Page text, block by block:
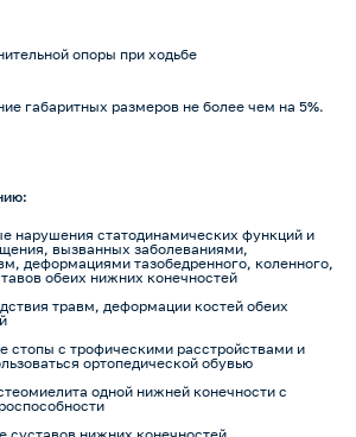
опоры при ходьбе
габаритных размеров не более чем на 5%.
нарушения статодинамических функций и
вызванных заболеваниями,
деформациями тазобедренного, коленного,
обеих нижних конечностей
травм, деформации костей обеих
стопы с трофическими расстройствами и
ортопедической обувью
одной нижней конечности с